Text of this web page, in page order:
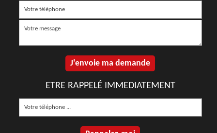
ETRE RAPPELÉ IMMEDIATEMENT